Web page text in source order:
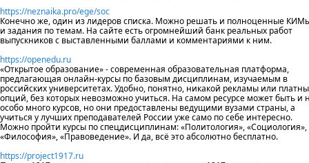
https://neznaika.pro/ege/soc
Конечно же, один из лидеров списка. Можно решать и полноценные
и задания по темам. На сайте есть огромнейший банк реальных работ
выпускников с выставленными баллами и комментариями к ним.
https://openedu.ru
«Открытое образование» - современная образовательная платформа,
предлагающая онлайн-курсы по базовым дисциплинам, изучаемым в
российских университетах. Удобно, понятно, никакой рекламы или
опций, без которых невозможно учиться. На самом ресурсе может быть и
особо много курсов, но они предоставлены ведущими вузами страны, а
учиться у лучших преподавателей России уже само по себе интересно.
Можно пройти курсы по спецдисциплинам: «Политология», «Социология»,
«Философия», «Правоведение». И да, всё это абсолютно бесплатно.
https://project1917.ru